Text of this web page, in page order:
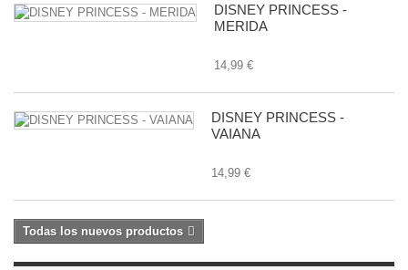
DISNEY PRINCESS -
MERIDA
14,99 €
DISNEY PRINCESS -
VAIANA
14,99 €
Todas los nuevos productos